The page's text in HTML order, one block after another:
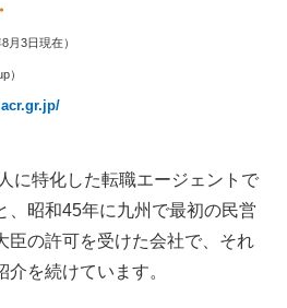
8月3日現在）
）
に特化した転職エージェントで
、昭和45年に九州で最初の民営
臣の許可を受けた会社で、それ
を続けています。